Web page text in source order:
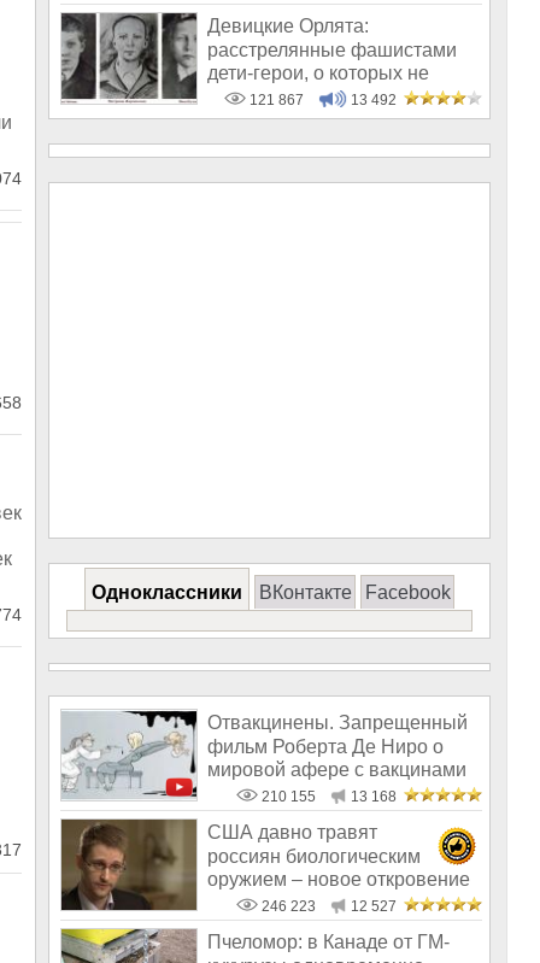
Девицкие Орлята:
расстрелянные фашистами
дети-герои, о которых не
рассказывают в шк
121 867 13 492
Одноклассники ВКонтакте Facebook
Отвакцинены. Запрещенный
фильм Роберта Де Ниро о
мировой афере с вакцинами
210 155 13 168
США давно травят
россиян биологическим
оружием – новое откровение
Эдварда Сноудена
246 223 12 527
Пчеломор: в Канаде от ГМ-